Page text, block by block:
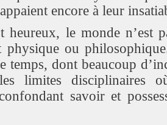
encore à leur
heureux, le monde n’est
physique ou
temps, dont beaucoup
limites disciplinaires
savoir et